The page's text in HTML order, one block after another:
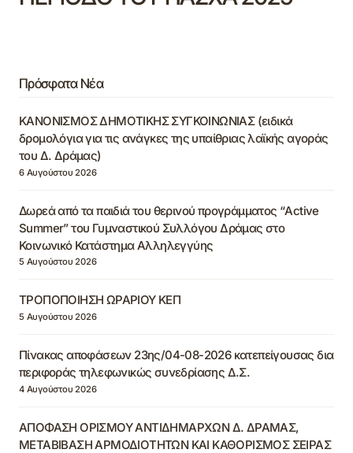
Πρόσφατα Νέα
ΚΑΝΟΝΙΣΜΟΣ ΔΗΜΟΤΙΚΗΣ ΣΥΓΚΟΙΝΩΝΙΑΣ (ειδικά
δρομολόγια για τις ανάγκες της υπαίθριας λαϊκής αγοράς
του Δ. Δράμας)
6 Αυγούστου 2026
Δωρεά από τα παιδιά του θερινού προγράμματος “Active
Summer” του Γυμναστικού Συλλόγου Δράμας στο
Κοινωνικό Κατάστημα Αλληλεγγύης
5 Αυγούστου 2026
ΤΡΟΠΟΠΟΙΗΣΗ ΩΡΑΡΙΟΥ ΚΕΠ
5 Αυγούστου 2026
Πίνακας αποφάσεων 23ης/04-08-2026 κατεπείγουσας δια
περιφοράς τηλεφωνικώς συνεδρίασης Δ.Σ.
4 Αυγούστου 2026
ΑΠΟΦΑΣΗ ΟΡΙΣΜΟΥ ΑΝΤΙΔΗΜΑΡΧΩΝ Δ. ΔΡΑΜΑΣ,
ΜΕΤΑΒΙΒΑΣΗ ΑΡΜΟΔΙΟΤΗΤΩΝ ΚΑΙ ΚΑΘΟΡΙΣΜΟΣ ΣΕΙΡΑΣ